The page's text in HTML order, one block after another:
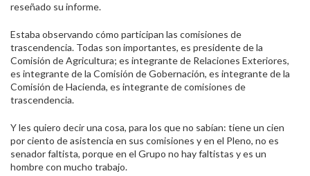
reseñado su informe.
Estaba observando cómo participan las comisiones de
trascendencia. Todas son importantes, es presidente de la
Comisión de Agricultura; es integrante de Relaciones Exteriores,
es integrante de la Comisión de Gobernación, es integrante de la
Comisión de Hacienda, es integrante de comisiones de
trascendencia.
Y les quiero decir una cosa, para los que no sabían: tiene un cien
por ciento de asistencia en sus comisiones y en el Pleno, no es
senador faltista, porque en el Grupo no hay faltistas y es un
hombre con mucho trabajo.